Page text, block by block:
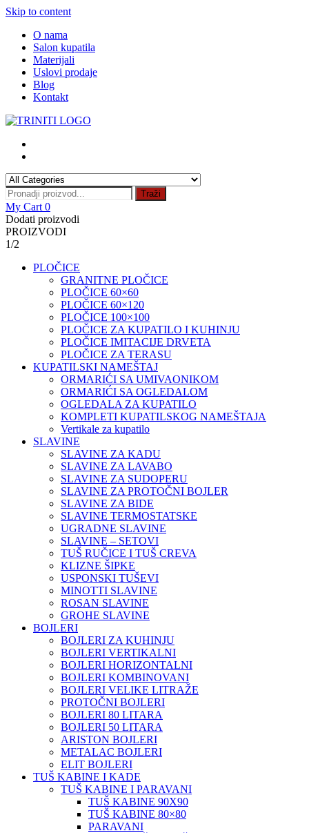
Skip to content
O nama
Salon kupatila
Materijali
Uslovi prodaje
Blog
Kontakt
Traži
My Cart 0
Dodati proizvodi
PROIZVODI
1/2
PLOČICE
GRANITNE PLOČICE
PLOČICE 60×60
PLOČICE 60×120
PLOČICE 100×100
PLOČICE ZA KUPATILO I KUHINJU
PLOČICE IMITACIJE DRVETA
PLOČICE ZA TERASU
KUPATILSKI NAMEŠTAJ
ORMARIĆI SA UMIVAONIKOM
ORMARIĆI SA OGLEDALOM
OGLEDALA ZA KUPATILO
KOMPLETI KUPATILSKOG NAMEŠTAJA
Vertikale za kupatilo
SLAVINE
SLAVINE ZA KADU
SLAVINE ZA LAVABO
SLAVINE ZA SUDOPERU
SLAVINE ZA PROTOČNI BOJLER
SLAVINE ZA BIDE
SLAVINE TERMOSTATSKE
UGRADNE SLAVINE
SLAVINE – SETOVI
TUŠ RUČICE I TUŠ CREVA
KLIZNE ŠIPKE
USPONSKI TUŠEVI
MINOTTI SLAVINE
ROSAN SLAVINE
GROHE SLAVINE
BOJLERI
BOJLERI ZA KUHINJU
BOJLERI VERTIKALNI
BOJLERI HORIZONTALNI
BOJLERI KOMBINOVANI
BOJLERI VELIKE LITRAŽE
PROTOČNI BOJLERI
BOJLERI 80 LITARA
BOJLERI 50 LITARA
ARISTON BOJLERI
METALAC BOJLERI
ELIT BOJLERI
TUŠ KABINE I KADE
TUŠ KABINE I PARAVANI
TUŠ KABINE 90X90
TUŠ KABINE 80×80
PARAVANI